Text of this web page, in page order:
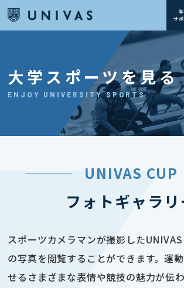
サ
大学スポーツを見る
ENJOY UNIVERSITY SPORTS
UNIVAS CUP
フォトギャラリ
スポーツカメラマンが撮影した
の写真を閲覧することができます。運
せるさまざまな表情や競技の魅力が伝